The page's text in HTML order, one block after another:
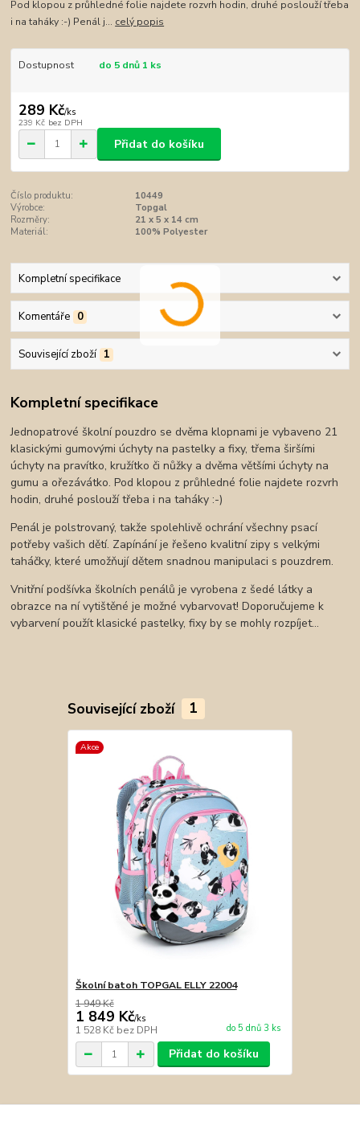
Pod klopou z průhledné folie najdete rozvrh hodin, druhé poslouží třeba
i na taháky :-) Penál j... celý popis
Dostupnost do 5 dnů 1 ks
289 Kč/ks
239 Kč bez DPH
Přidat do košíku
Číslo produktu:
10449
Výrobce:
Topgal
Rozměry:
21 x 5 x 14 cm
Materiál:
100% Polyester
Kompletní specifikace
Komentáře 0
Související zboží 1
Kompletní specifikace
Jednopatrové školní pouzdro se dvěma klopnami je vybaveno 21
klasickými gumovými úchyty na pastelky a fixy, třema širšími
úchyty na pravítko, kružítko či nůžky a dvěma většími úchyty na
gumu a ořezávátko. Pod klopou z průhledné folie najdete rozvrh
hodin, druhé poslouží třeba i na taháky :-)
Penál je polstrovaný, takže spolehlivě ochrání všechny psací
potřeby vašich dětí. Zapínání je řešeno kvalitní zipy s velkými
taháčky, které umožňují dětem snadnou manipulaci s pouzdrem.
Vnitřní podšívka školních penálů je vyrobena z šedé látky a
obrazce na ní vytištěné je možné vybarvovat! Doporučujeme k
vybarvení použít klasické pastelky, fixy by se mohly rozpíjet…
Související zboží 1
Akce
Školní batoh TOPGAL ELLY 22004
1 949 Kč
1 849 Kč/ks
1 528 Kč bez DPH do 5 dnů 3 ks
Přidat do košíku